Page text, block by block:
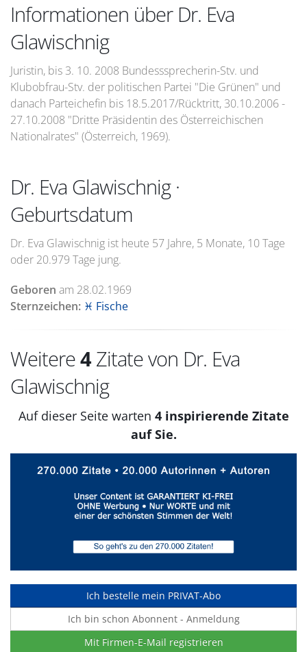
Informationen über Dr. Eva
Glawischnig
Juristin, bis 3. 10. 2008 Bundesssprecherin-Stv. und
Klubobfrau-Stv. der politischen Partei "Die Grünen" und
danach Parteichefin bis 18.5.2017/Rücktritt, 30.10.2006 -
27.10.2008 "Dritte Präsidentin des Österreichischen
Nationalrates" (Österreich, 1969).
Dr. Eva Glawischnig ·
Geburtsdatum
Dr. Eva Glawischnig ist heute 57 Jahre, 5 Monate, 10 Tage
oder 20.979 Tage jung.
Geboren am 28.02.1969
Sternzeichen: ♓ Fische
Weitere4 Zitate von Dr. Eva
Glawischnig
Auf dieser Seite warten 4 inspirierende Zitate
auf Sie.
Ich bestelle mein PRIVAT-Abo
Ich bin schon Abonnent - Anmeldung
Mit Firmen-E-Mail registrieren